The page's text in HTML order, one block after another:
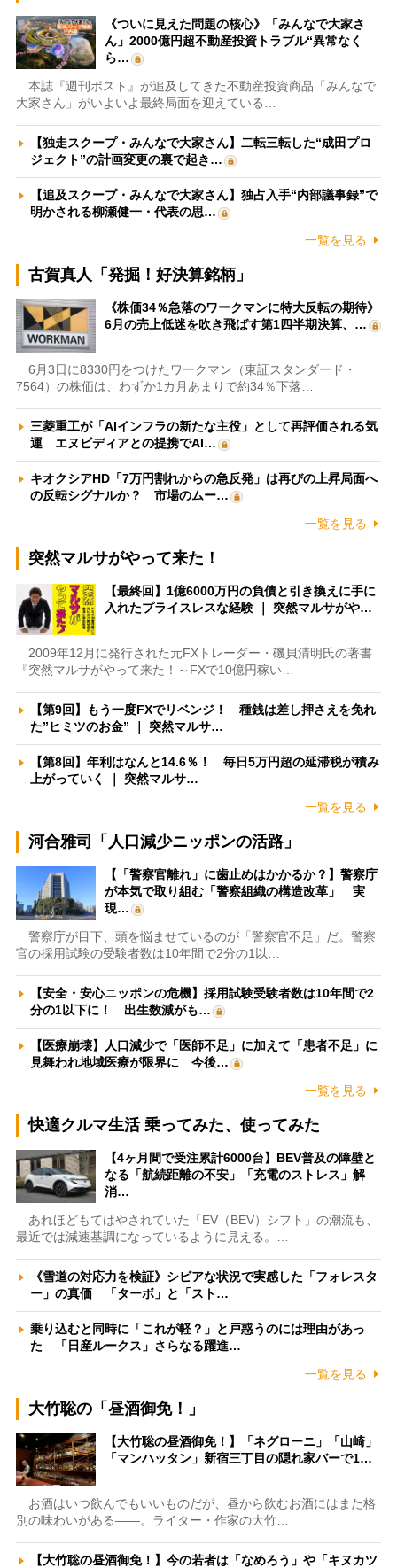
《ついに見えた問題の核心》「みんなで大家さ
ん」2000億円超不動産投資トラブル“異常なく
ら…
本誌『週刊ポスト』が追及してきた不動産投資商品「みんなで
大家さん」がいよいよ最終局面を迎えている…
【独走スクープ・みんなで大家さん】二転三転した“成田プロ
ジェクト”の計画変更の裏で起き…
【追及スクープ・みんなで大家さん】独占入手“内部議事録”で
明かされる柳瀬健一・代表の思…
一覧を見る
古賀真人「発掘！好決算銘柄」
《株価34％急落のワークマンに特大反転の期待》
6月の売上低迷を吹き飛ばす第1四半期決算、…
6月3日に8330円をつけたワークマン（東証スタンダード・
7564）の株価は、わずか1カ月あまりで約34％下落…
三菱重工が「AIインフラの新たな主役」として再評価される気
運 エヌビディアとの提携でAI…
キオクシアHD「7万円割れからの急反発」は再びの上昇局面へ
の反転シグナルか？ 市場のムー…
一覧を見る
突然マルサがやって来た！
【最終回】1億6000万円の負債と引き換えに手に
入れたプライスレスな経験 ｜ 突然マルサがや…
2009年12月に発行された元FXトレーダー・磯貝清明氏の著書
『突然マルサがやって来た！～FXで10億円稼い…
【第9回】もう一度FXでリベンジ！ 種銭は差し押さえを免れ
た”ヒミツのお金” ｜ 突然マルサ…
【第8回】年利はなんと14.6％！ 毎日5万円超の延滞税が積み
上がっていく ｜ 突然マルサ…
一覧を見る
河合雅司「人口減少ニッポンの活路」
【「警察官離れ」に歯止めはかかるか？】警察庁
が本気で取り組む「警察組織の構造改革」 実
現…
警察庁が目下、頭を悩ませているのが「警察官不足」だ。警察
官の採用試験の受験者数は10年間で2分の1以…
【安全・安心ニッポンの危機】採用試験受験者数は10年間で2
分の1以下に！ 出生数減がも…
【医療崩壊】人口減少で「医師不足」に加えて「患者不足」に
見舞われ地域医療が限界に 今後…
一覧を見る
快適クルマ生活 乗ってみた、使ってみた
【4ヶ月間で受注累計6000台】BEV普及の障壁と
なる「航続距離の不安」「充電のストレス」解
消…
あれほどもてはやされていた「EV（BEV）シフト」の潮流も、
最近では減速基調になっているように見える。…
《雪道の対応力を検証》シビアな状況で実感した「フォレスタ
ー」の真価 「ターボ」と「スト…
乗り込むと同時に「これが軽？」と戸惑うのには理由があっ
た 「日産ルークス」さらなる躍進…
一覧を見る
大竹聡の「昼酒御免！」
【大竹聡の昼酒御免！】「ネグローニ」「山崎」
「マンハッタン」新宿三丁目の隠れ家バーで1…
お酒はいつ飲んでもいいものだが、昼から飲むお酒にはまた格
別の味わいがある――。ライター・作家の大竹…
【大竹聡の昼酒御免！】今の若者は「なめろう」や「キヌカツ